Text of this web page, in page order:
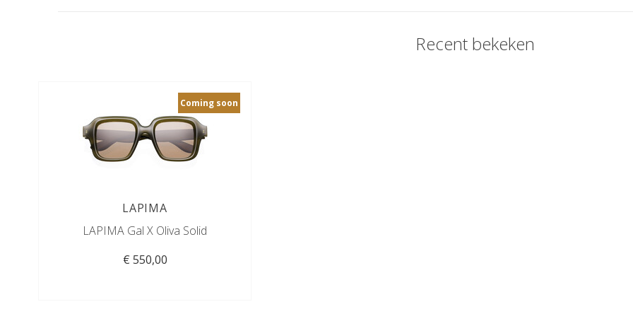
Recent bekeken
Coming soon
LAPIMA
LAPIMA Gal X Oliva Solid
€ 550,00